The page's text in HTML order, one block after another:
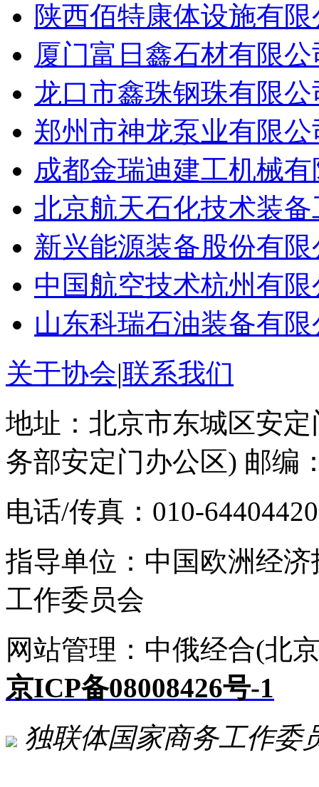
陕西佰特康体设施有
厦门富日鑫石材有限公
龙口市鑫珠钢珠有限公
郑州市神龙泵业有限公
成都金瑞迪建工机械
北京航天石化技术装
新兴能源装备股份有限
中国航空技术杭州有限
山东科瑞石油装备有
关于协会|联系我们
地址：北京市东城区安
务部安定门办公区) 邮编
电话/传真：010-
指导单位：中国欧洲经
工作委员会
网站管理：中俄经合(北
京ICP备08008426号-1
独联体国家商务工作委